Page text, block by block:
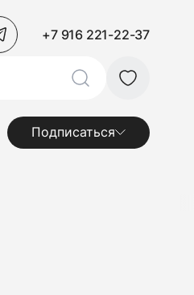
+7 916 221-22-37
Подписаться